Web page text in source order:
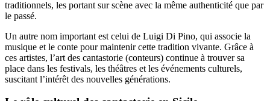
traditionnels, les portant sur scène avec la même authenticité que par
le passé.
Un autre nom important est celui de Luigi Di Pino, qui associe la
musique et le conte pour maintenir cette tradition vivante. Grâce à
ces artistes, l’art des cantastorie (conteurs) continue à trouver sa
place dans les festivals, les théâtres et les événements culturels,
suscitant l’intérêt des nouvelles générations.